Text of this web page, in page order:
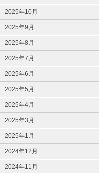
2025年10月
2025年9月
2025年8月
2025年7月
2025年6月
2025年5月
2025年4月
2025年3月
2025年1月
2024年12月
2024年11月